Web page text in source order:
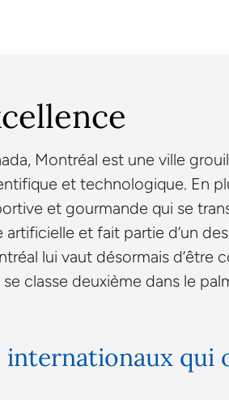
Montréal est une ville
et technologique. En
et gourmande qui se
et fait partie d’un
lui vaut désormais d’être
classe deuxième dans le
qui